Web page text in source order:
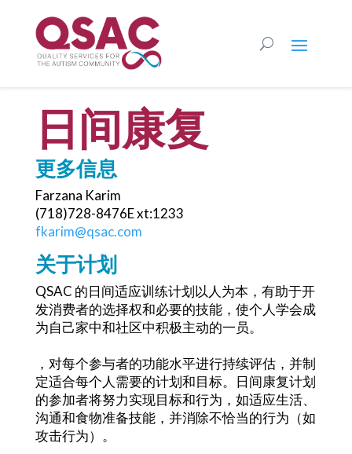
日间康复
更多信息
Farzana Karim
(718)728-8476E xt:1233
fkarim@qsac.com
关于计划
QSAC 的日间适应训练计划以人为本，有助于开
发消费者的选择权和必要的技能，使个人学会成
为自己家中和社区中积极主动的一员。
，对每个参与者的功能水平进行持续评估，并制
定适合每个人需要的计划和目标。日间康复计划
的参加者将努力实现目标和行为，如适应生活、
沟通和食物准备技能，并消除不恰当的行为（如
攻击行为）。